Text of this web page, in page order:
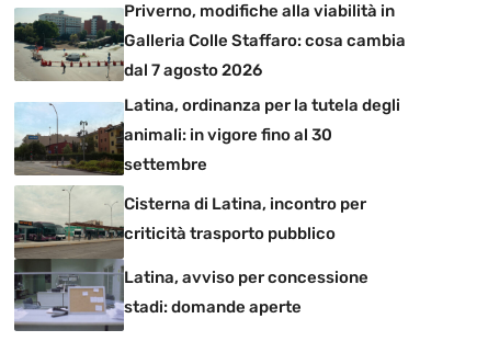
Priverno, modifiche alla viabilità in
Galleria Colle Staffaro: cosa cambia
dal 7 agosto 2026
Latina, ordinanza per la tutela degli
animali: in vigore fino al 30
settembre
Cisterna di Latina, incontro per
criticità trasporto pubblico
Latina, avviso per concessione
stadi: domande aperte